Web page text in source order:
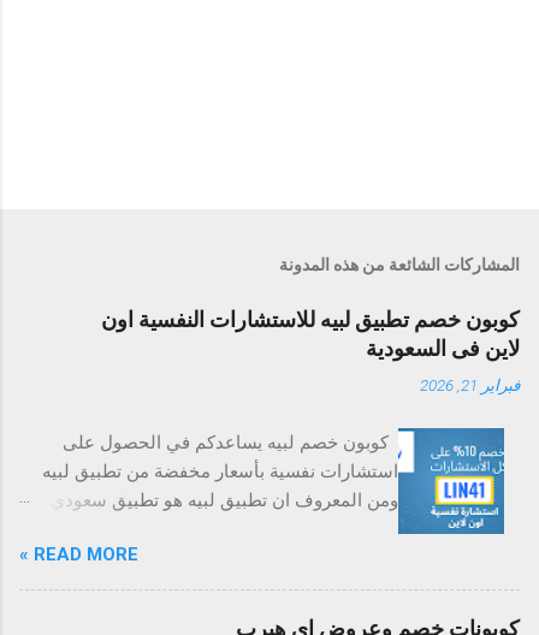
المشاركات الشائعة من هذه المدونة
كوبون خصم تطبيق لبيه للاستشارات النفسية اون
لاين فى السعودية
فبراير 21, 2026
كوبون خصم لبيه يساعدكم في الحصول على
استشارات نفسية بأسعار مخفضة من تطبيق لبيه
ومن المعروف ان تطبيق لبيه هو تطبيق سعودي
ومعروف ويستفيد من استشاراته النفسية الكثير من
العملاء ومن خلال استعمال كوبون خصم لبيه سوف
يمكنكم الحصول على الاستشارات النفسية التي
READ MORE »
كوبونات خصم وعروض اى هيرب